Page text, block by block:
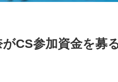
がCS参加資金を募